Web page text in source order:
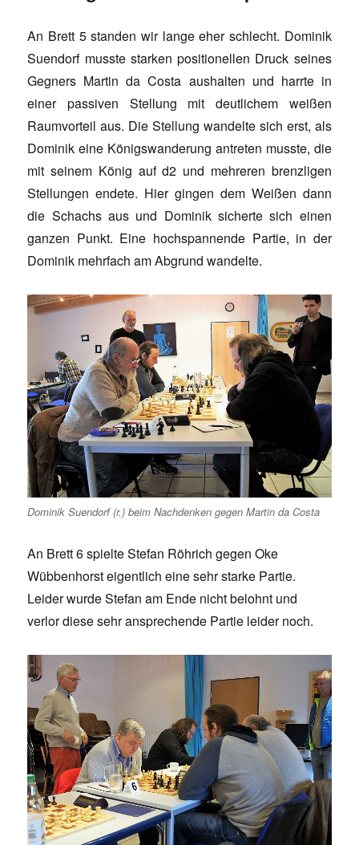
An Brett 5 standen wir lange eher schlecht. Dominik
Suendorf musste starken positionellen Druck seines
Gegners Martin da Costa aushalten und harrte in
einer passiven Stellung mit deutlichem weißen
Raumvorteil aus. Die Stellung wandelte sich erst, als
Dominik eine Königswanderung antreten musste, die
mit seinem König auf d2 und mehreren brenzligen
Stellungen endete. Hier gingen dem Weißen dann
die Schachs aus und Dominik sicherte sich einen
ganzen Punkt. Eine hochspannende Partie, in der
Dominik mehrfach am Abgrund wandelte.
Dominik Suendorf (r.) beim Nachdenken gegen Martin da Costa
An Brett 6 spielte Stefan Röhrich gegen Oke
Wübbenhorst eigentlich eine sehr starke Partie.
Leider wurde Stefan am Ende nicht belohnt und
verlor diese sehr ansprechende Partie leider noch.